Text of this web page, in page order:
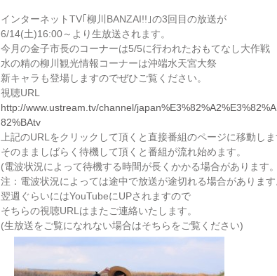
インターネットTV｢柳川BANZAI!!｣の3回目の放送が
6/14(土)16:00～より生放送されます。
今月の金子市長のコーナーは5/5に行われたおもてなし大作戦
水の精の柳川観光情報コーナーは沖端水天宮大祭
新キャラも登場しますのでぜひご覧ください。
視聴URL
http://www.ustream.tv/channel/
82%BAtv
上記のURLをクリックして頂くと直接番組のページに移動しま
そのまましばらく待機して頂くと番組が流れ始めます。
(電波状況によって待機する時間が長くかかる場合があります
注：電波状況によっては途中で放送が途切れる場合があります
翌週ぐらいにはYouTubeにUPされますので
そちらの視聴URLはまたご連絡いたします。
(生放送をご覧になれない場合はそちらをご覧ください)